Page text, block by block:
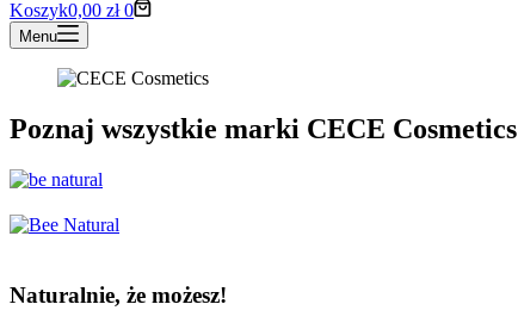
Koszyk0,00 zł 0
Menu
Poznaj wszystkie marki CECE Cosmetics
Naturalnie, że możesz!